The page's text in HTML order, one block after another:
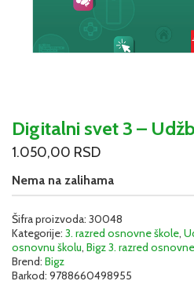
Digitalni svet 3 –
1.050,00 RSD
Nema na zalihama
Šifra proizvoda: 30048
Kategorije: 3. razred osnovne škole,
osnovnu školu, Bigz 3. razred
Brend: Bigz
Barkod: 9788660498955